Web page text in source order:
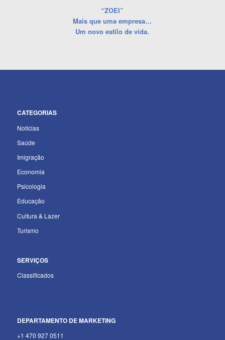
“ZOEI”
Mais que uma empresa…
Um novo estilo de vida.
CATEGORIAS
Notícias
Saúde
Imigração
Economia
Psicologia
Educação
Cultura & Lazer
Turismo
SERVIÇOS
Classificados
DEPARTAMENTO DE MARKETING
+1 470 927 0511